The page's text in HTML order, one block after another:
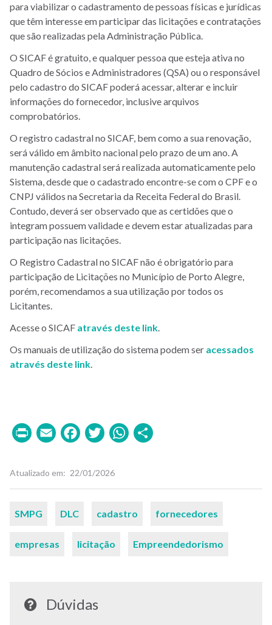
para viabilizar o cadastramento de pessoas físicas e jurídicas
que têm interesse em participar das licitações e contratações
que são realizadas pela Administração Pública.
O SICAF é gratuito, e qualquer pessoa que esteja ativa no
Quadro de Sócios e Administradores (QSA) ou o responsável
pelo cadastro do SICAF poderá acessar, alterar e incluir
informações do fornecedor, inclusive arquivos
comprobatórios.
O registro cadastral no SICAF, bem como a sua renovação,
será válido em âmbito nacional pelo prazo de um ano. A
manutenção cadastral será realizada automaticamente pelo
Sistema, desde que o cadastrado encontre-se com o CPF e o
CNPJ válidos na Secretaria da Receita Federal do Brasil.
Contudo, deverá ser observado que as certidões que o
integram possuem validade e devem estar atualizadas para
participação nas licitações.
O Registro Cadastral no SICAF não é obrigatório para
participação de Licitações no Município de Porto Alegre,
porém, recomendamos a sua utilização por todos os
Licitantes.
Acesse o SICAF através deste link.
Os manuais de utilização do sistema podem ser acessados
através deste link.
PrintEmailFacebook
TwitterWhatsApp
Atualizado em 22/01/2026
Palavras-
SMPG DLC cadastro fornecedores
empresas licitação Empreendedorismo
Dúvidas